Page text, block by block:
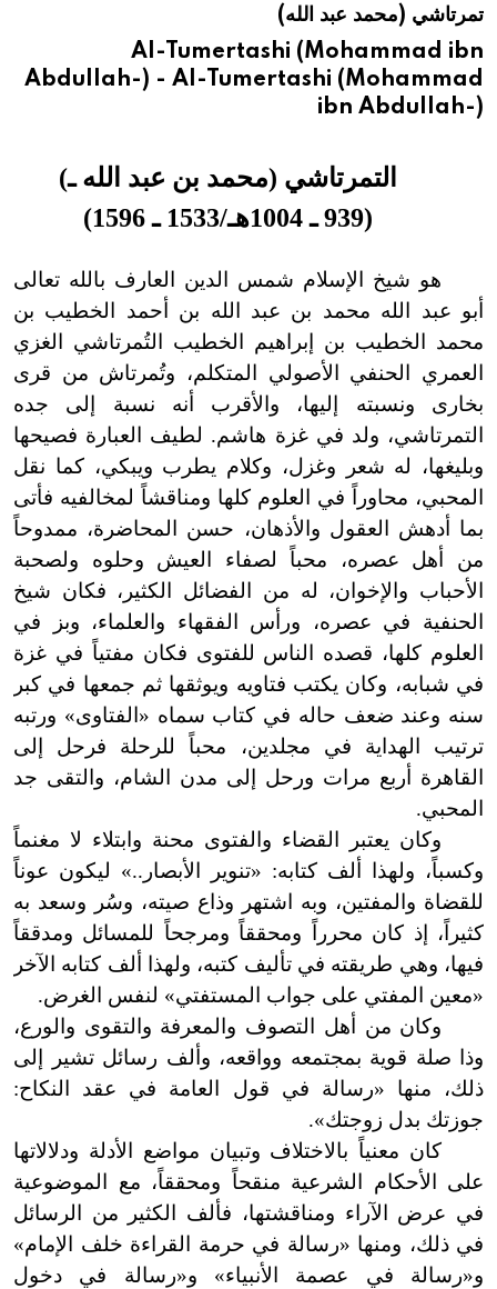
هيئة الموسوعة العربية تطلق موسوعات جديدة في عام 2026
تمرتاشي (محمد عبد الله)
Al-Tumertashi (Mohammad ibn
Abdullah-) - Al-Tumertashi (Mohammad
ibn Abdullah-)
التمرتاشي (محمد بن عبد الله ـ)
(939 ـ 1004هـ/1533 ـ 1596 )
هو شيخ الإسلام شمس الدين العارف بالله تعالى
أبو عبد الله محمد بن عبد الله بن أحمد الخطيب بن
محمد الخطيب بن إبراهيم الخطيب التُمرتاشي الغزي
العمري الحنفي الأصولي المتكلم، وتُمرتاش من قرى
بخارى ونسبته إليها، والأقرب أنه نسبة إلى جده
التمرتاشي، ولد في غزة هاشم. لطيف العبارة فصيحها
وبليغها، له شعر وغزل، وكلام يطرب ويبكي، كما نقل
المحبي، محاوراً في العلوم كلها ومناقشاً لمخالفيه فأتى
بما أدهش العقول والأذهان، حسن المحاضرة، ممدوحاً
من أهل عصره، محباً لصفاء العيش وحلوه ولصحبة
الأحباب والإخوان، له من الفضائل الكثير، فكان شيخ
الحنفية في عصره، ورأس الفقهاء والعلماء، وبز في
العلوم كلها، قصده الناس للفتوى فكان مفتياً في غزة
في شبابه، وكان يكتب فتاويه ويوثقها ثم جمعها في كبر
سنه وعند ضعف حاله في كتاب سماه «الفتاوى» ورتبه
ترتيب الهداية في مجلدين، محباً للرحلة فرحل إلى
القاهرة أربع مرات ورحل إلى مدن الشام، والتقى جد
المحبي.
وكان يعتبر القضاء والفتوى محنة وابتلاء لا مغنماً
وكسباً، ولهذا ألف كتابه: «تنوير الأبصار..» ليكون عوناً
للقضاة والمفتين، وبه اشتهر وذاع صيته، وسُر وسعد به
كثيراً، إذ كان محرراً ومحققاً ومرجحاً للمسائل ومدققاً
فيها، وهي طريقته في تأليف كتبه، ولهذا ألف كتابه الآخر
«معين المفتي على جواب المستفتي» لنفس الغرض.
وكان من أهل التصوف والمعرفة والتقوى والورع،
وذا صلة قوية بمجتمعه وواقعه، وألف رسائل تشير إلى
ذلك، منها «رسالة في قول العامة في عقد النكاح:
جوزتك بدل زوجتك»
.
كان معنياً بالاختلاف وتبيان مواضع الأدلة ودلالاتها
على الأحكام الشرعية منقحاً ومحققاً، مع الموضوعية
في عرض الآراء ومناقشتها، فألف الكثير من الرسائل
في ذلك، ومنها «رسالة في حرمة القراءة خلف الإمام»
و«رسالة في عصمة الأنبياء» و«رسالة في دخول